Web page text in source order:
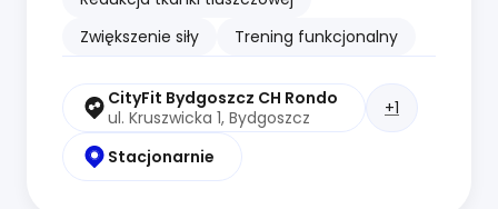
Zwiększenie siły
Trening funkcjonalny
CityFit Bydgoszcz CH Rondo
ul. Kruszwicka 1, Bydgoszcz
+1
Stacjonarnie